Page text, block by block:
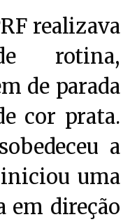
realizava
rotina,
de parada
cor prata.
a
uma
em direção